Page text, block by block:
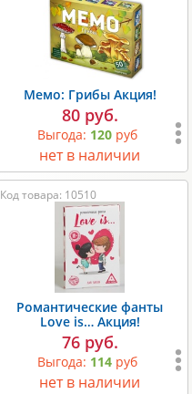
Мемо: Грибы Акция!
80 руб.
Выгода: 120руб
нет в наличии
Код товара: 10510
Романтические фанты
Love is… Акция!
76 руб.
Выгода: 114руб
нет в наличии